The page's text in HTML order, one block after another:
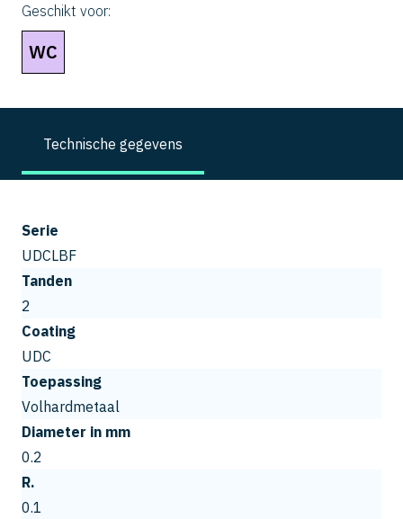
Geschikt voor:
WC
Technische gegevens
Serie
UDCLBF
Tanden
2
Coating
UDC
Toepassing
Volhardmetaal
Diameter in mm
0.2
R.
0.1